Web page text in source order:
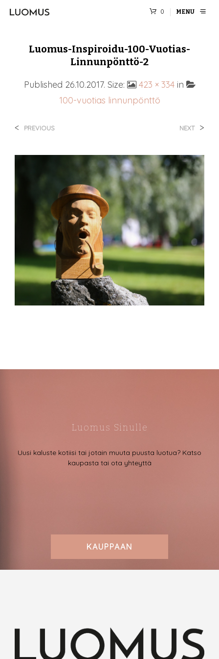
0 MENU
Luomus-Inspiroidu-100-Vuotias-
Linnunpönttö-2
Published 26.10.2017. Size: 423 × 334in
100-vuotias linnunpönttö
< PREVIOUS NEXT >
Luomus Sinulle
Uusi kaluste kotiisi tai jotain muuta puusta luotua? Katso
kaupasta tai ota yhteyttä
KAUPPAAN